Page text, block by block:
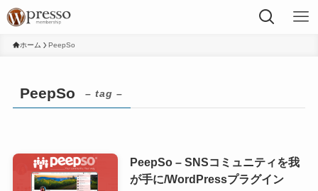
ホーム PeepSo
PeepSo – tag –
PeepSo – SNSコミュニティを我
が手に/WordPressプラグイン